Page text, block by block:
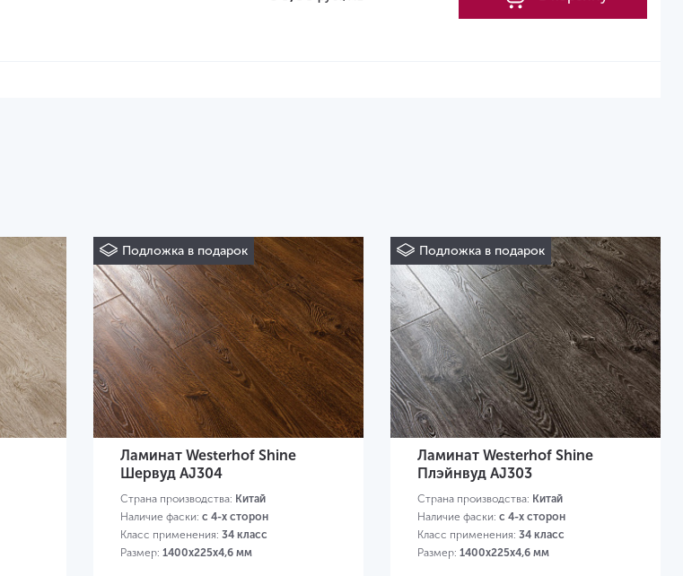
Подложка в подарок
Ламинат Westerhof Shine
Шервуд AJ304
Страна производства: Китай
Наличие фаски: с 4-х сторон
Класс применения: 34 класс
Размер: 1400х225х4,6 мм
Подложка в подарок
Ламинат Westerhof Shine
Плэйнвуд AJ303
Страна производства: Китай
Наличие фаски: с 4-х сторон
Класс применения: 34 класс
Размер: 1400х225х4,6 мм